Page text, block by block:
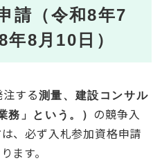
請（令和8年7
8月10日）
する測量、建設コンサル
務」という。） の競争入
、必ず入札参加資格申請
ます。